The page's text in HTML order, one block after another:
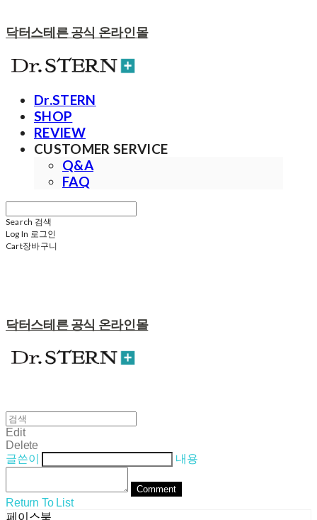
닥터스테른 공식 온라인몰
Dr.STERN
SHOP
REVIEW
CUSTOMER SERVICE
Q&A
FAQ
Search 검색
Log In 로그인
Cart장바구니
닥터스테른 공식 온라인몰
Edit
Delete
글쓴이
내용
Comment
Return To List
페이스북